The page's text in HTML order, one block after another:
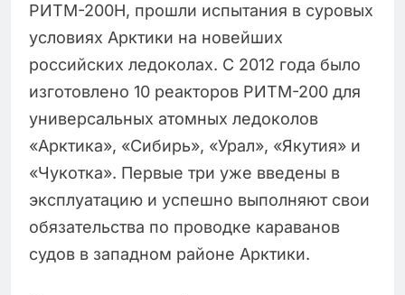
РИТМ-200Н, прошли испытания в суровых
условиях Арктики на новейших
российских ледоколах. С 2012 года было
изготовлено 10 реакторов РИТМ-200 для
универсальных атомных ледоколов
«Арктика», «Сибирь», «Урал», «Якутия» и
«Чукотка». Первые три уже введены в
эксплуатацию и успешно выполняют свои
обязательства по проводке караванов
судов в западном районе Арктики.